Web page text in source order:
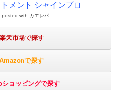
メント シャインプロ
posted with カエレバ
楽天市場で探す
Amazonで探す
ショッピングで探す